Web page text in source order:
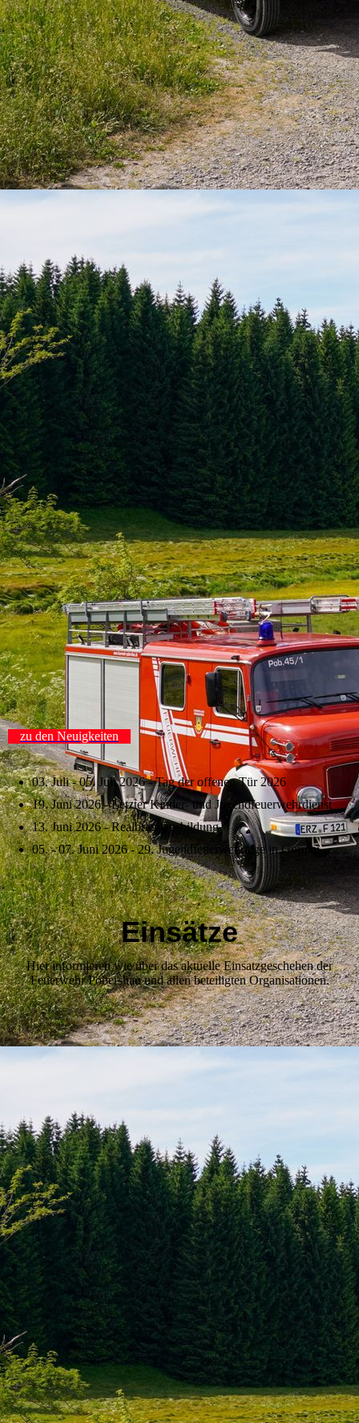
zu den Neuigkeiten
03. Juli - 05. Juli 2026 - Tag der offenen Tür 2026
19. Juni 2026 - Letzter Kinder- und Jugendfeuerwehrdienst
13. Juni 2026 - Realbrandausbildung
05. - 07. Juni 2026 - 29. Jugendfeuerwehrtage in Gornau
Einsätze
Hier informieren wie über das aktuelle Einsatzgeschehen der
Feuerwehr Pobershau und allen beteiligten Organisationen.